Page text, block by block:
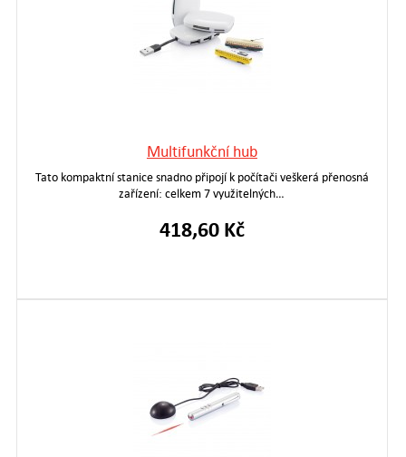
Multifunkční hub
Tato kompaktní stanice snadno připojí k počítači veškerá přenosná
zařízení: celkem 7 využitelných…
418,60 Kč